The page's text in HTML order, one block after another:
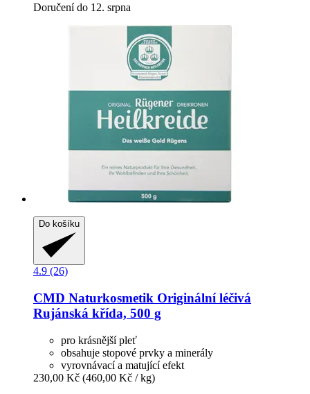
Doručení do 12. srpna
Do košíku
4.9 (26)
CMD Naturkosmetik Originální léčivá
Rujánská křída, 500 g
pro krásnější pleť
obsahuje stopové prvky a minerály
vyrovnávací a matující efekt
230,00 Kč (460,00 Kč / kg)